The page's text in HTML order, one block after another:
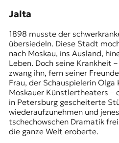
Jalta
1898 musste der
übersiedeln. Diese Stadt
nach Moskau, ins Ausland,
Leben. Doch seine Krankheit
zwang ihn, fern seiner
Frau, der Schauspielerin Olga
Moskauer Künstlertheaters –
in Petersburg gescheiterte
wiederaufzunehmen und
tschechowschen Dramatik
die ganze Welt eroberte.